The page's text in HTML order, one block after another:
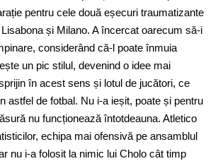
pentru cele două eșecuri traumatizante
și Milano. A încercat oarecum să-i
considerând că-l poate înmuia
un pic stilul, devenind o idee mai
în acest sens și lotul de jucători, ce
astfel de fotbal. Nu i-a ieșit, poate și pentru
nu funcționează întotdeauna. Atletico
echipa mai ofensivă pe ansamblul
nu i-a folosit la nimic lui Cholo cât timp